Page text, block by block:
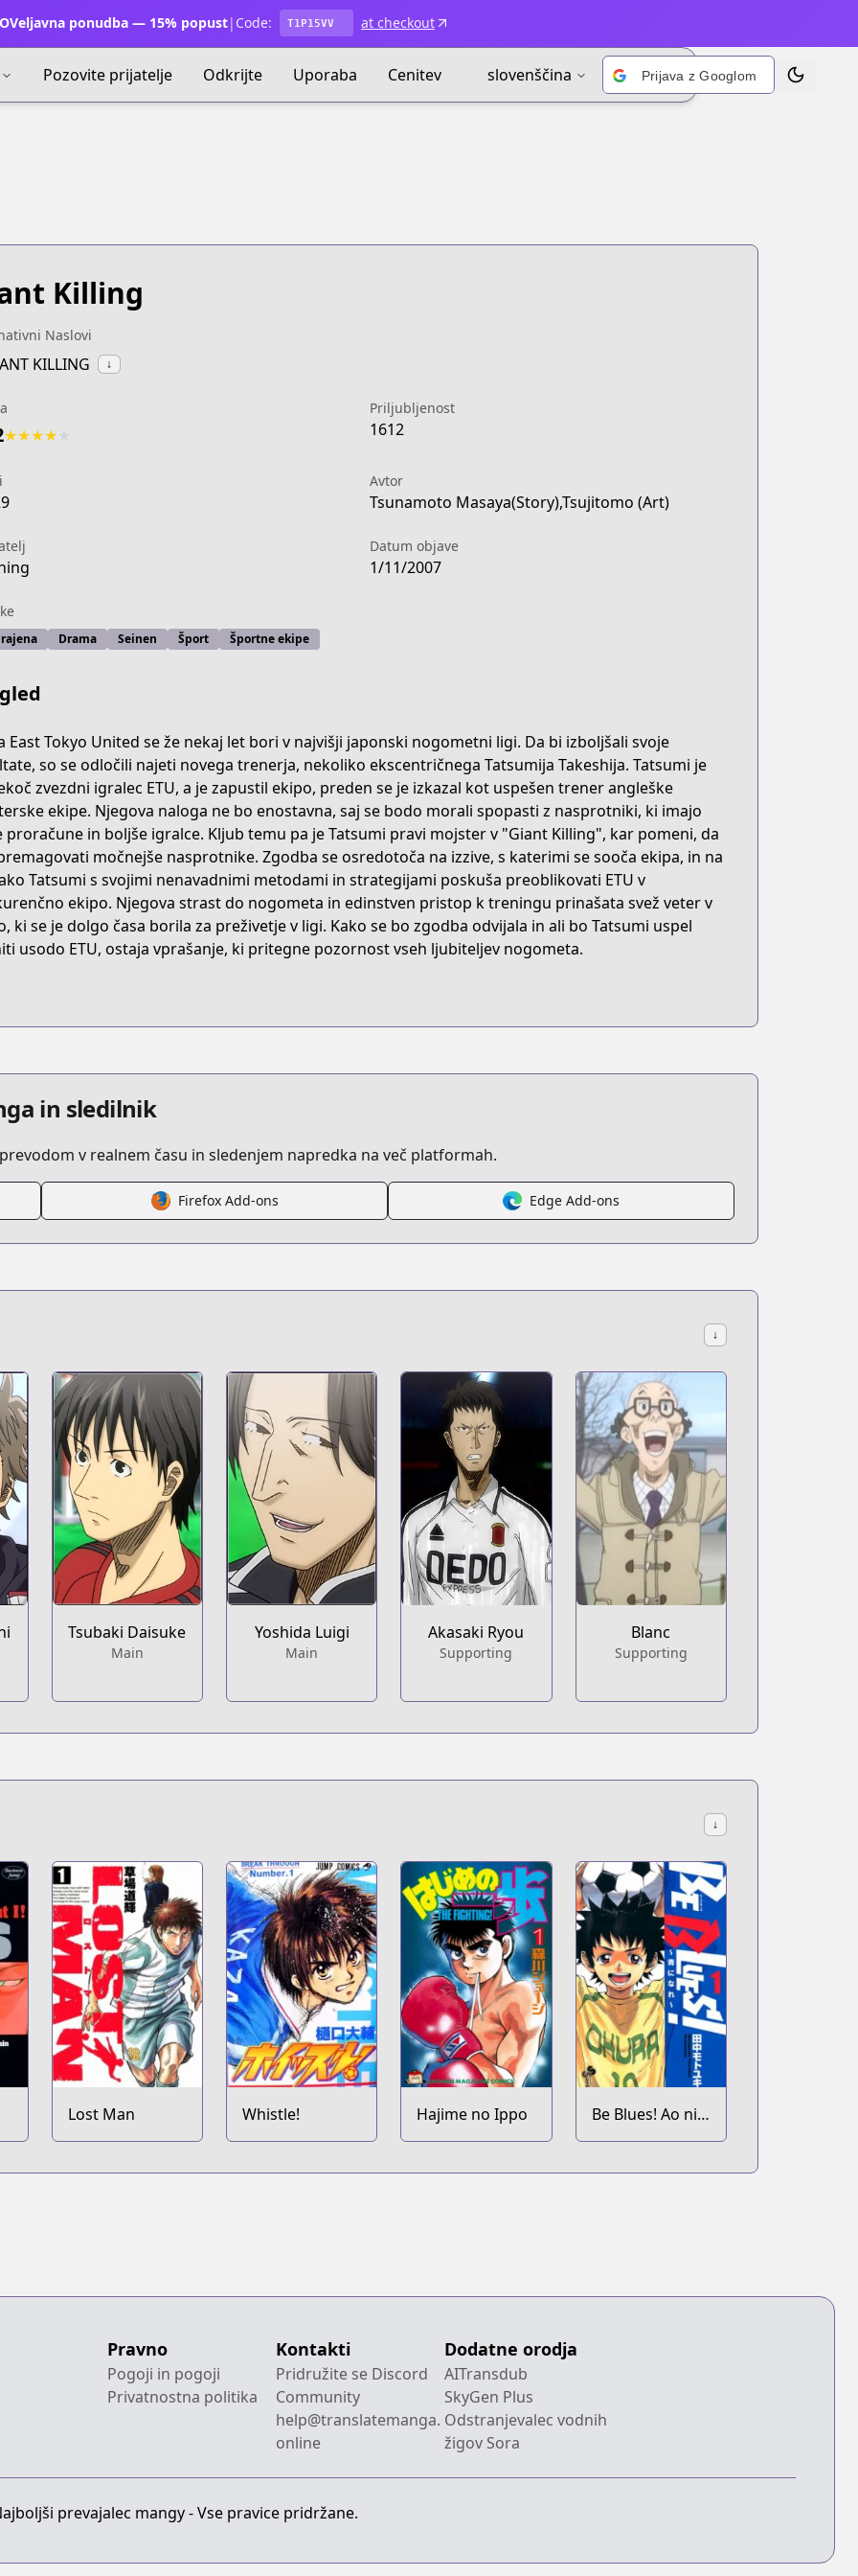
ponudba — 15% popust| Code: T1P15VV at checkout
Pozovite prijatelje Odkrijte Uporaba Cenitev slovenščina Prijava z Googlom Prekliči
episode/326662
1-34?ref=search
Killing
Naslovi
KILLING ↓
★★★★
Priljubljenost
1612
Avtor
Tsunamoto Masaya(Story),Tsujitomo (Art)
Datum objave
1/11/2007
Drama Seinen Šport Športne ekipe
East Tokyo United se že nekaj let bori v najvišji japonski nogometni ligi. Da bi izboljšali svoje
so se odločili najeti novega trenerja, nekoliko ekscentričnega Tatsumija Takeshija. Tatsumi je
zvezdni igralec ETU, a je zapustil ekipo, preden se je izkazal kot uspešen trener angleške
ekipe. Njegova naloga ne bo enostavna, saj se bodo morali spopasti z nasprotniki, ki imajo
proračune in boljše igralce. Kljub temu pa je Tatsumi pravi mojster v "Giant Killing", kar pomeni, da
močnejše nasprotnike. Zgodba se osredotoča na izzive, s katerimi se sooča ekipa, in na
Tatsumi s svojimi nenavadnimi metodami in strategijami poskuša preoblikovati ETU v
ekipo. Njegova strast do nogometa in edinstven pristop k treningu prinašata svež veter v
ki se je dolgo časa borila za preživetje v ligi. Kako se bo zgodba odvijala in ali bo Tatsumi uspel
usodo ETU, ostaja vprašanje, ki pritegne pozornost vseh ljubiteljev nogometa.
in sledilnik
v realnem času in sledenjem napredka na več platformah.
Firefox Add-ons Edge Add-ons
↓
Tsubaki Daisuke
Main
Yoshida Luigi
Main
Akasaki Ryou
Supporting
Blanc
Supporting
↓
Lost Man Whistle! Hajime no Ippo
Be Blues! Ao ni
Nare
Pravno
Pogoji in pogoji
Privatnostna politika
Kontakti
Pridružite se Discord
Community
help@translatemanga.
online
Dodatne orodja
AITransdub
SkyGen Plus
Odstranjevalec vodnih
žigov Sora
prevajalec mangy - Vse pravice pridržane.